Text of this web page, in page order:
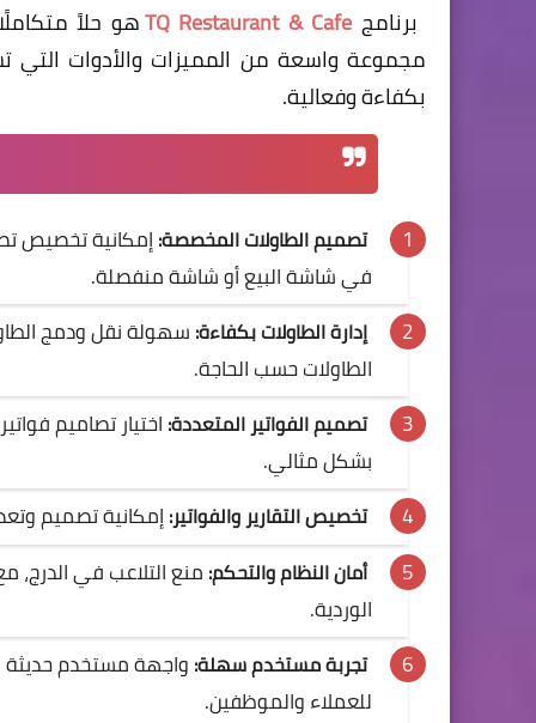
برنامج TQ Restaurant & Cafeهو حلاً
مجموعة واسعة من المميزات والأدوات
بكفاءة وفعالية.
تصميم الطاولات المخصصة:إمكانية تخصيص
في شاشة البيع أو شاشة منفصلة.
إدارة الطاولات بكفاءة: سهولة نقل ودمج
الطاولات حسب الحاجة.
تصميم الفواتير المتعددة: اختيار تصاميم
بشكل مثالي.
تخصيص التقارير والفواتير:إمكانية تصميم
أمان النظام والتحكم: منع التلاعب في الدرج،
الوردية.
تجربة مستخدم سهلة: واجهة مستخدم حديثة
للعملاء والموظفين.